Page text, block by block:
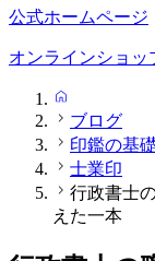
公式ホームページ
オンラインショッ
ブログ
印鑑の基
士業印
行政書士
えた一本